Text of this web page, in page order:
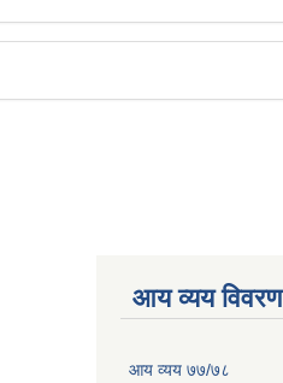
आय व्यय विवरण
आय व्यय ७७/७८